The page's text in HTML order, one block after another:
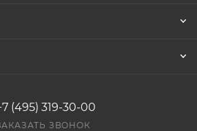
счета.
(495) 319-30-00
ЗВОНОК